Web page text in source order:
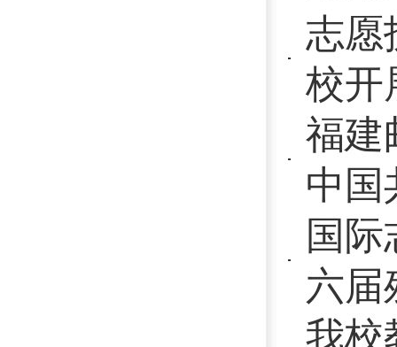
动会温情闭
弘扬体育
电学校第
激情“跃”
建省邮电
福建省邮
接力守初
601 首页
网站首页